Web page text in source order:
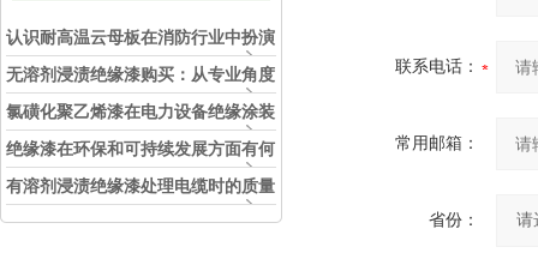
认识耐高温云母板在消防行业中扮演
的角色
无溶剂浸渍绝缘漆购买：从专业角度
看如何选择
氯磺化聚乙烯漆在电力设备绝缘涂装
中的实际应用效果
绝缘漆在环保和可持续发展方面有何
考虑？
有溶剂浸渍绝缘漆处理电缆时的质量
和安全性考虑因素
联系电话：
常用邮箱：
省份：